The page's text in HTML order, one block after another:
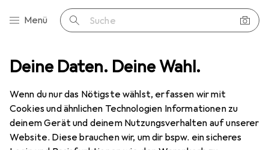
Deine Daten. Deine Wahl.
Wenn du nur das Nötigste wählst, erfassen wir mit
Cookies und ähnlichen Technologien Informationen zu
deinem Gerät und deinem Nutzungsverhalten auf unserer
Website. Diese brauchen wir, um dir bspw. ein sicheres
Navigation nach Kategorien
Menü Suche
Produktbewertungen + Preis +Grösse +Leistung - Installatio...
EUR
22,85
TP-LinkRe200